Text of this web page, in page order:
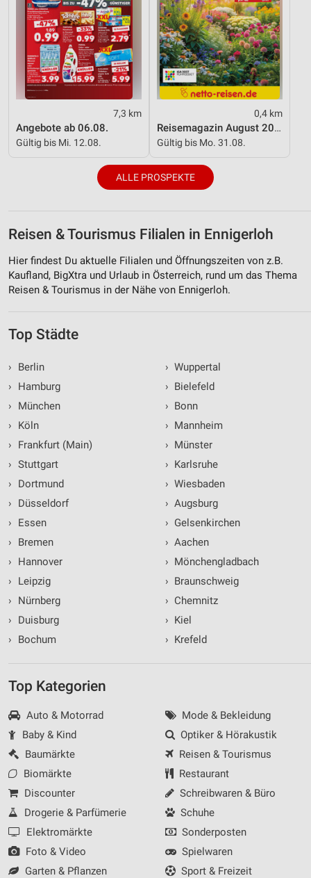
7,3 km
Angebote ab 06.08.
Gültig bis Mi. 12.08.
0,4 km
Reisemagazin August 2026
Gültig bis Mo. 31.08.
ALLE PROSPEKTE
Reisen & Tourismus Filialen in Ennigerloh
Hier findest Du aktuelle Filialen und Öffnungszeiten von z.B.
Kaufland, BigXtra und Urlaub in Österreich, rund um das Thema
Reisen & Tourismus in der Nähe von Ennigerloh.
Top Städte
›
Berlin
›
Hamburg
›
München
›
Köln
›
Frankfurt (Main)
› Stuttgart
›
Dortmund
›
Düsseldorf
›
Essen
›
Bremen
›
Hannover
›
Leipzig
›
Nürnberg
›
Duisburg
›
Bochum
› Wuppertal
› Bielefeld
› Bonn
› Mannheim
› Münster
› Karlsruhe
› Wiesbaden
› Augsburg
› Gelsenkirchen
› Aachen
› Mönchengladbach
› Braunschweig
› Chemnitz
› Kiel
› Krefeld
Top Kategorien
Auto & Motorrad
Baby & Kind
Baumärkte
Biomärkte
Discounter
Drogerie & Parfümerie
Elektromärkte
Foto & Video
Garten & Pflanzen
Mode & Bekleidung
Optiker & Hörakustik
Reisen & Tourismus
Restaurant
Schreibwaren & Büro
Schuhe
Sonderposten
Spielwaren
Sport & Freizeit
Werbung